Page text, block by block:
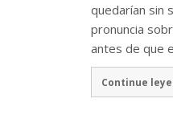
quedarían sin
pronuncia
antes de que
Continue